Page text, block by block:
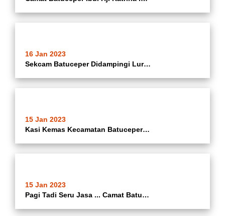
16 Jan 2023
Sekcam Batuceper Didampingi Lurah Batusari Monitoring Finalis Lomba Tilawah Sab'ah Dewasa MTQ XXII Tingkat Kota Tangerang
15 Jan 2023
Kasi Kemas Kecamatan Batuceper Monitoring Lomba Tilawatil Qur'an MTQ XXII Tingkat Kota Tangerang Di Wilayah Kecamatan Karawaci Kota Tangerang
15 Jan 2023
Pagi Tadi Seru Jasa ... Camat Batuceper Ibu Hj. Katrina Iswandari, Sekcam Batuceper, Lurah Se-Kecamatan Batuceper, Kasi Se Kecamatan Batuceper, Pegawai Kecamatan Batuceper, PKK Se Kecamatan Batuceper Dan Masyarakat Kecamatan Batuceper Menghadiri Pelaksan